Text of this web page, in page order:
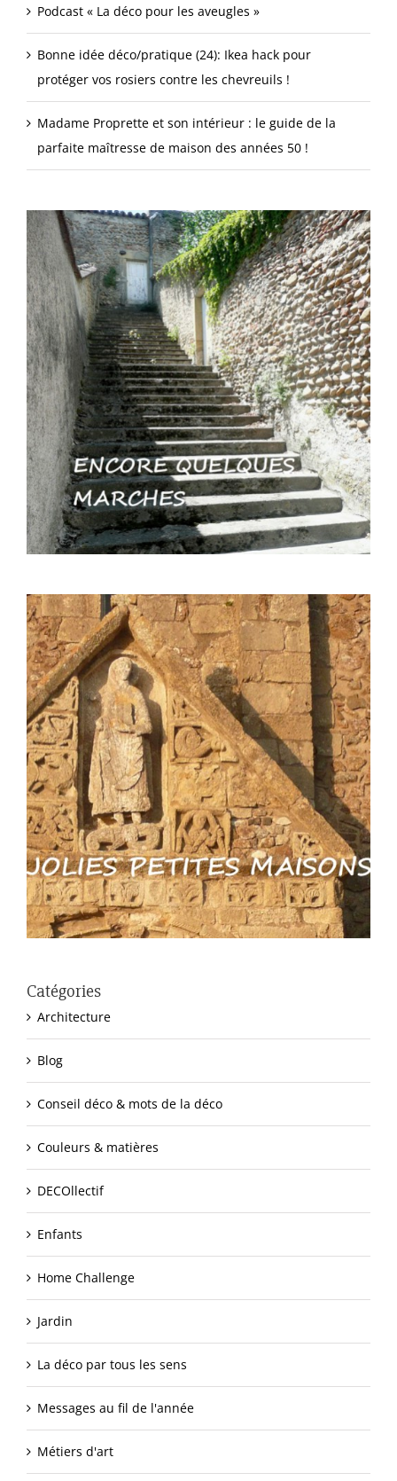
Podcast « La déco pour les aveugles »
Bonne idée déco/pratique (24): Ikea hack pour
protéger vos rosiers contre les chevreuils !
Madame Proprette et son intérieur : le guide de la
parfaite maîtresse de maison des années 50 !
Catégories
Architecture
Blog
Conseil déco & mots de la déco
Couleurs & matières
DECOllectif
Enfants
Home Challenge
Jardin
La déco par tous les sens
Messages au fil de l'année
Métiers d'art